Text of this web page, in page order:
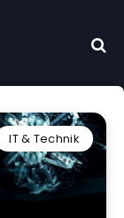
IT & Technik